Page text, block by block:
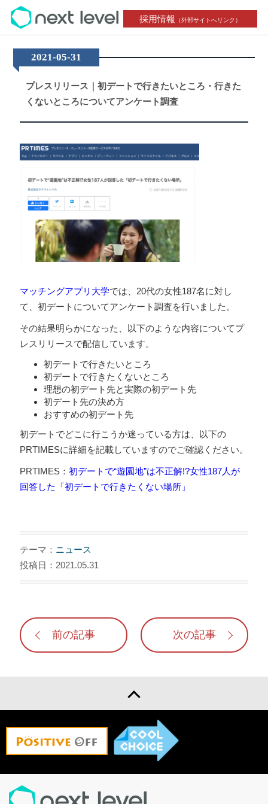
採用情報 （外部サイトへリンク）
2021-05-31
プレスリリース｜初デートで行きたいところ・行きた
くないところについてアンケート調査
マッチングアプリ大学では、20代の女性187名に対し
て、初デートについてアンケート調査を行いました。
その結果明らかになった、以下のような内容についてプ
レスリリースで配信しています。
初デートで行きたいところ
初デートで行きたくないところ
理想の初デート先と実際の初デート先
初デート先の決め方
おすすめの初デート先
初デートでどこに行こうか迷っている方は、以下の
PRTIMESに詳細を記載していますのでご確認ください。
PRTIMES： 初デートで“遊園地”は不正解!?女性187人が
回答した「初デートで行きたくない場所」
テーマ： ニュース
投稿日：2021.05.31
前の記事 次の記事